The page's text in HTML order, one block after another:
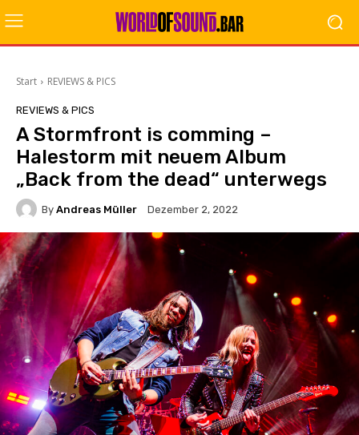
Start REVIEWS & PICS
REVIEWS & PICS
A Stormfront is comming –
Halestorm mit neuem Album
„Back from the dead“ unterwegs
By Andreas Müller Dezember 2, 2022